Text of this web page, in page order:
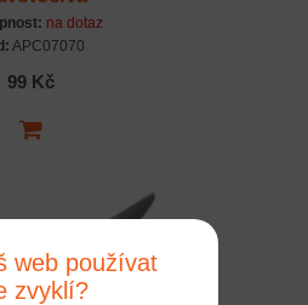
na dotaz
APC07070
99 Kč
web používat
zvyklí?